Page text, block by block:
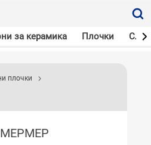
за керамика Плочки
плочки